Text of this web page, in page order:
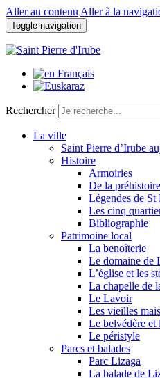
Aller au contenu Aller à la
Toggle navigation
Rechercher
La ville
Saint Pierre d’Irube
Histoire
Armoiries
De la
Légendes de St
Les cinq
Bibliographie
Patrimoine local
La benoîterie
Le domaine de
L’église et les
La chapelle de
Le Lavoir
Les vieilles
Le belvédère et
Le péristyle
Parcs et balades
Parc Lizaga
La balade de